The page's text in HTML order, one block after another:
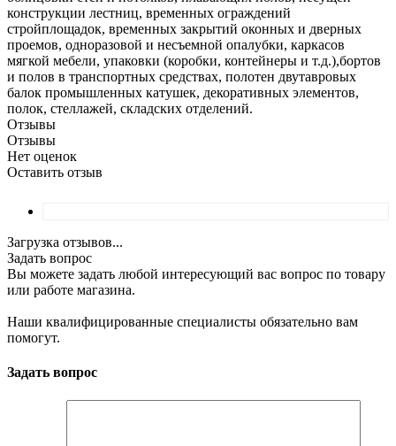
конструкции лестниц, временных ограждений
стройплощадок, временных закрытий оконных и дверных
проемов, одноразовой и несъемной опалубки, каркасов
мягкой мебели, упаковки (коробки, контейнеры и т.д.),бортов
и полов в транспортных средствах, полотен двутавровых
балок промышленных катушек, декоративных элементов,
полок, стеллажей, складских отделений.
Отзывы
Отзывы
Нет оценок
Оставить отзыв
Загрузка отзывов...
Задать вопрос
Вы можете задать любой интересующий вас вопрос по товару
или работе магазина.
Наши квалифицированные специалисты обязательно вам
помогут.
Задать вопрос